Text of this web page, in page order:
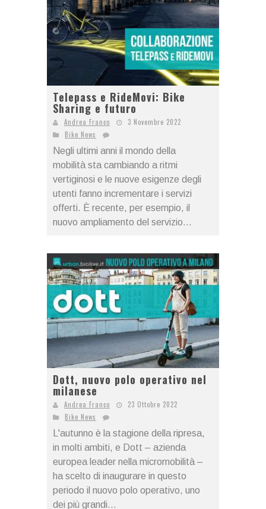
Telepass e RideMovi: Bike
Sharing e futuro
Andrea Franco
3 Novembre 2022
Bike News
Negli ultimi anni il mondo della
mobilità sta cambiando a ritmi
vertiginosi e le nuove esigenze degli
utenti fanno incrementare i servizi
offerti. È recente, per esempio, il
nuovo ampliamento del servizio...
Dott, nuovo polo operativo nel
milanese
Andrea Franco
23 Ottobre 2022
Bike News
L'autunno è la stagione della ripresa,
in molti ambiti, e Dott – azienda
europea leader nella micromobilità –
ha scelto di inaugurare in questo
periodo il nuovo polo operativo, uno
dei più grandi...